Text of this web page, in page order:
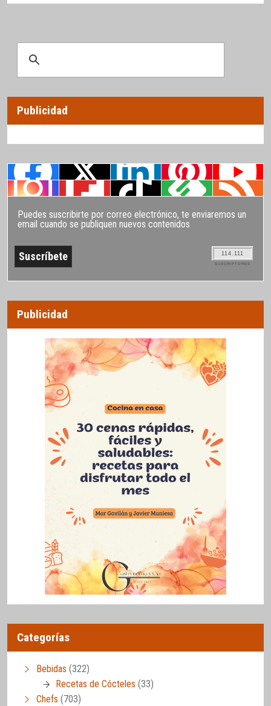
Publicidad
Puedes suscribirte por correo electrónico, te enviaremos un
email cuando se publiquen nuevos contenidos
114.111
SUSCRIPTORES
Publicidad
Categorías
Bebidas (322)
Recetas de Cócteles (33)
Chefs (703)